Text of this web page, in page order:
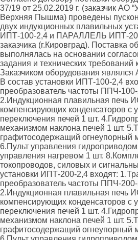
37/19 от 25.02.2019 г. (заказчик АО
Верхняя Пышма) проведены
двух индукционных плавильных
ИПТ-100-2,4 и ПАРАЛЛЕЛЬ ИПТ-
заказчика (г.Кировград). Поставка
выполнялась на основании
задания и технических требований
Заказчиком оборудования
В состав установки ИПТ-100-2,4
преобразователь частоты ППЧ-
2.Индукционная плавильная печь
компенсирующих конденсаторов с
переключения печей 1 шт.
механизмом наклона печей 1 шт.
графитосодержащий огнеупорный
6.Пульт управления
управления нагревом 1 шт.
токопроводов, силовых и
установки ИПТ-200-2,4 входят:
преобразователь частоты ППЧ-
2.Индукционная плавильная печь
компенсирующих конденсаторов с
переключения печей 1 шт.
механизмом наклона печей 1 шт.
графитосодержащий огнеупорный